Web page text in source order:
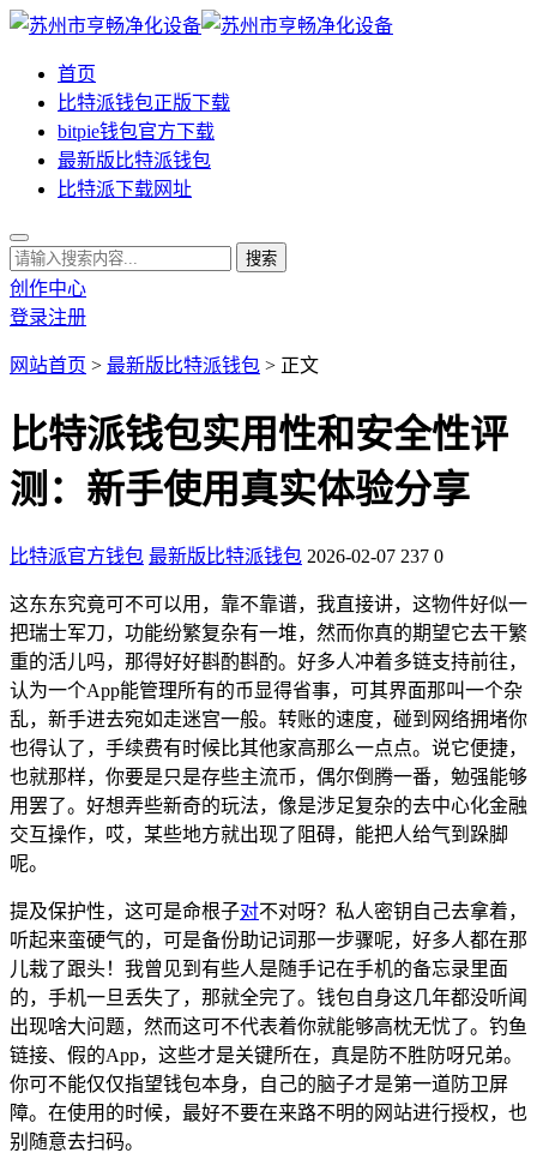
首页
比特派钱包正版下载
bitpie钱包官方下载
最新版比特派钱包
比特派下载网址
创作中心
登录注册
网站首页 > 最新版比特派钱包 > 正文
比特派钱包实用性和安全性评
测：新手使用真实体验分享
比特派官方钱包 最新版比特派钱包 2026-02-07 237 0
这东东究竟可不可以用，靠不靠谱，我直接讲，这物件好似一
把瑞士军刀，功能纷繁复杂有一堆，然而你真的期望它去干繁
重的活儿吗，那得好好斟酌斟酌。好多人冲着多链支持前往，
认为一个App能管理所有的币显得省事，可其界面那叫一个杂
乱，新手进去宛如走迷宫一般。转账的速度，碰到网络拥堵你
也得认了，手续费有时候比其他家高那么一点点。说它便捷，
也就那样，你要是只是存些主流币，偶尔倒腾一番，勉强能够
用罢了。好想弄些新奇的玩法，像是涉足复杂的去中心化金融
交互操作，哎，某些地方就出现了阻碍，能把人给气到跺脚
呢。
提及保护性，这可是命根子对不对呀？私人密钥自己去拿着，
听起来蛮硬气的，可是备份助记词那一步骤呢，好多人都在那
儿栽了跟头！我曾见到有些人是随手记在手机的备忘录里面
的，手机一旦丢失了，那就全完了。钱包自身这几年都没听闻
出现啥大问题，然而这可不代表着你就能够高枕无忧了。钓鱼
链接、假的App，这些才是关键所在，真是防不胜防呀兄弟。
你可不能仅仅指望钱包本身，自己的脑子才是第一道防卫屏
障。在使用的时候，最好不要在来路不明的网站进行授权，也
别随意去扫码。